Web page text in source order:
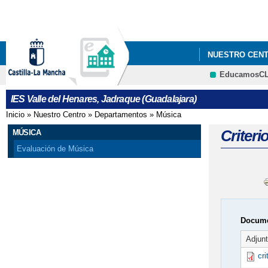
NUESTRO
IES Valle del Henares, Jadraque (Guadalajara)
Se encuentra usted aquí
Inicio » Nuestro Centro » Departamentos » Música
MÚSICA
Evaluación de Música